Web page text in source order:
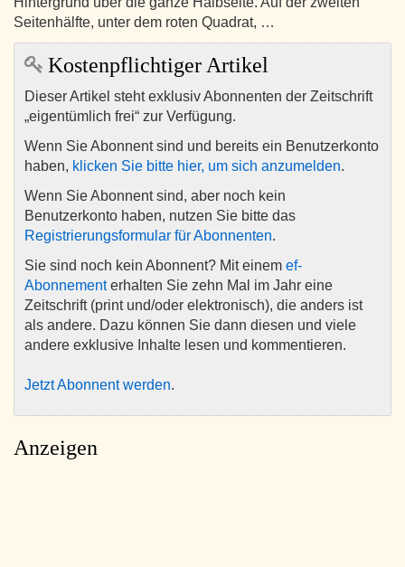
Seitenhälfte, unter dem roten Quadrat, …
Kostenpflichtiger Artikel
Dieser Artikel steht exklusiv Abonnenten der Zeitschrift
„eigentümlich frei“ zur Verfügung.
Wenn Sie Abonnent sind und bereits ein Benutzerkonto
haben, klicken Sie bitte hier, um sich anzumelden.
Wenn Sie Abonnent sind, aber noch kein
Benutzerkonto haben, nutzen Sie bitte das
Registrierungsformular für Abonnenten.
Sie sind noch kein Abonnent? Mit einem ef-
Abonnementerhalten Sie zehn Mal im Jahr eine
Zeitschrift (print und/oder elektronisch), die anders ist
als andere. Dazu können Sie dann diesen und viele
andere exklusive Inhalte lesen und kommentieren.
Jetzt Abonnent werden.
Anzeigen